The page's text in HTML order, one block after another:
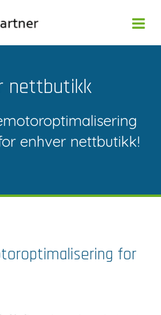
nettbutikk
enhver nettbutikk!
for